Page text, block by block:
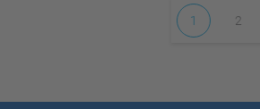
1 2